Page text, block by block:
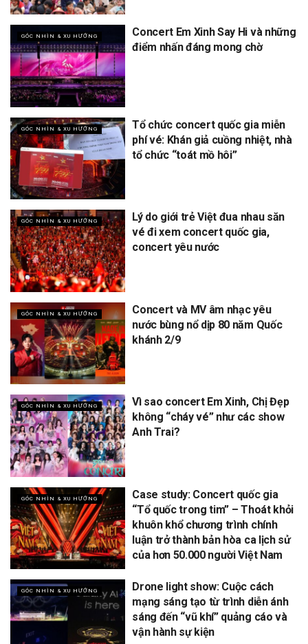
GÓC NHÌN & XU HƯỚNG
Concert Em Xinh Say Hi và những
điểm nhấn đáng mong chờ
GÓC NHÌN & XU HƯỚNG
Tổ chức concert quốc gia miễn
phí vé: Khán giả cuồng nhiệt, nhà
tổ chức “toát mồ hôi”
GÓC NHÌN & XU HƯỚNG
Lý do giới trẻ Việt đua nhau săn
vé đi xem concert quốc gia,
concert yêu nước
GÓC NHÌN & XU HƯỚNG
Concert và MV âm nhạc yêu
nước bùng nổ dịp 80 năm Quốc
khánh 2/9
GÓC NHÌN & XU HƯỚNG
Vì sao concert Em Xinh, Chị Đẹp
không “cháy vé” như các show
Anh Trai?
GÓC NHÌN & XU HƯỚNG
Case study: Concert quốc gia
“Tổ quốc trong tim” – Thoát khỏi
khuôn khổ chương trình chính
luận trở thành bản hòa ca lịch sử
của hơn 50.000 người Việt Nam
GÓC NHÌN & XU HƯỚNG
Drone light show: Cuộc cách
mạng sáng tạo từ trình diễn ánh
sáng đến “vũ khí” quảng cáo và
vận hành sự kiện